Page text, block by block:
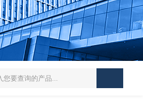
境适应性强 齐全WEST温控器 热处理工业炉